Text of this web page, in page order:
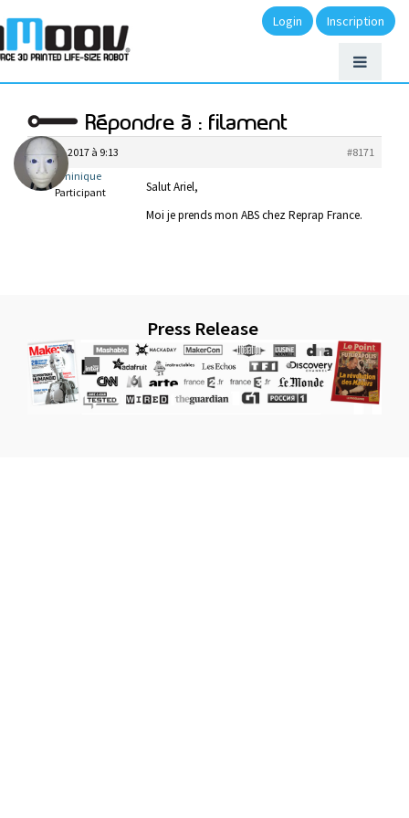
Login Inscription
Répondre à : filament
avril 2, 2017 à 9:13
#8171
Dominique
Participant
Salut Ariel,
Moi je prends mon ABS chez Reprap France.
Press Release